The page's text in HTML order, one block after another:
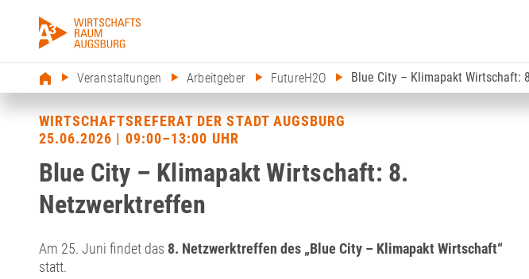
Veranstaltungen Arbeitgeber FutureH2O Blue City – Klimapakt Wirtschaft:
WIRTSCHAFTSREFERAT DER STADT AUGSBURG
25.06.2026 | 09:00–13:00 UHR
Blue City – Klimapakt Wirtschaft: 8.
Netzwerktreffen
Am 25. Juni findet das 8. Netzwerktreffen des „Blue City – Klimapakt Wirtschaft“
statt.